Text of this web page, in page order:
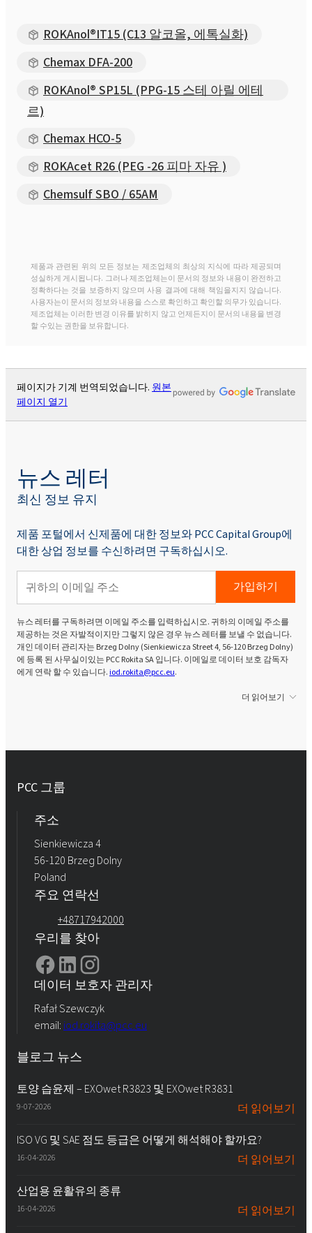
ROKAnol®IT15 (C13 알코올, 에톡실화)
Chemax DFA-200
ROKAnol® SP15L (PPG-15 스테 아릴 에테
르)
Chemax HCO-5
ROKAcet R26 (PEG -26 피마 자유 )
Chemsulf SBO / 65AM
제품과 관련된 위의 모든 정보는 제조업체의 최상의 지식에 따라 제공되며
성실하게 게시됩니다. 그러나 제조업체는이 문서의 정보와 내용이 완전하고
정확하다는 것을 보증하지 않으며 사용 결과에 대해 책임을지지 않습니다.
사용자는이 문서의 정보와 내용을 스스로 확인하고 확인할 의무가 있습니다.
제조업체는 이러한 변경 이유를 밝히지 않고 언제든지이 문서의 내용을 변경
할 수있는 권한을 보유합니다.
페이지가 기계 번역되었습니다. 원본
페이지 열기
뉴스 레터
최신 정보 유지
제품 포털에서 신제품에 대한 정보와 PCC Capital Group에
대한 상업 정보를 수신하려면 구독하십시오.
가입하기
뉴스 레터를 구독하려면 이메일 주소를 입력하십시오. 귀하의 이메일 주소를
제공하는 것은 자발적이지만 그렇지 않은 경우 뉴스 레터를 보낼 수 없습니다.
개인 데이터 관리자는 Brzeg Dolny (Sienkiewicza Street 4, 56-120 Brzeg Dolny)
에 등록 된 사무실이있는 PCC Rokita SA 입니다. 이메일로 데이터 보호 감독자
에게 연락 할 수 있습니다.iod.rokita@pcc.eu.
더 읽어보기
PCC 그룹
주소
Sienkiewicza 4
56-120 Brzeg Dolny
Poland
주요 연락선
+48717942000
우리를 찾아
데이터 보호자 관리자
Rafał Szewczyk
email: iod.rokita@pcc.eu
블로그 뉴스
토양 습윤제 – EXOwet R3823 및 EXOwet R3831
9-07-2026 더 읽어보기
ISO VG 및 SAE 점도 등급은 어떻게 해석해야 할까요?
16-04-2026 더 읽어보기
산업용 윤활유의 종류
16-04-2026 더 읽어보기